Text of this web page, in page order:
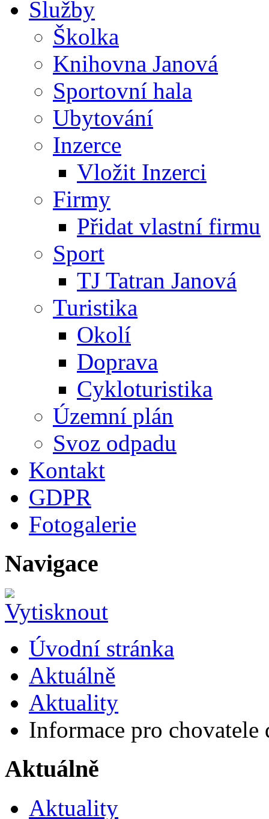
Služby
Školka
Knihovna Janová
Sportovní hala
Ubytování
Inzerce
Vložit Inzerci
Firmy
Přidat vlastní firmu
Sport
TJ Tatran Janová
Turistika
Okolí
Doprava
Cykloturistika
Územní plán
Svoz odpadu
Kontakt
GDPR
Fotogalerie
Navigace
Úvodní stránka
Aktuálně
Aktuality
Informace pro chovatele
Aktuálně
Aktuality